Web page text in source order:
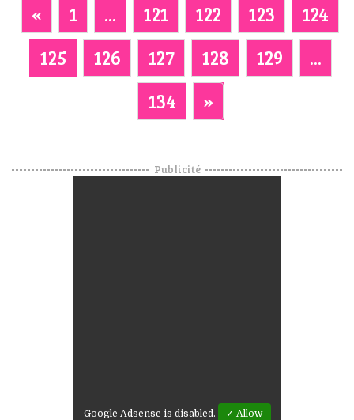
« 1 ... 121 122 123
124
125
126 127 128 129
...
134
»
Publicité
Google Adsense is disabled. ✓ Allow